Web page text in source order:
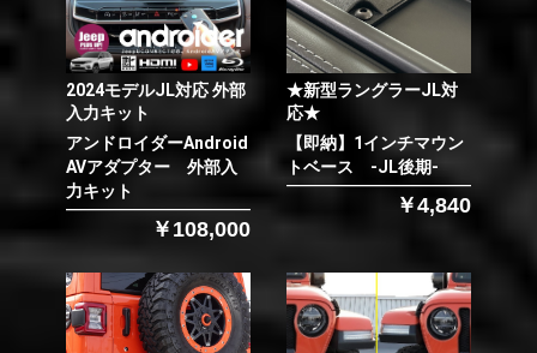
2024モデルJL対応 外部
入力キット
アンドロイダーAndroid
AVアダプター 外部入
力キット
￥108,000
★新型ラングラーJL対
応★
【即納】1インチマウン
トベース -JL後期-
￥4,840